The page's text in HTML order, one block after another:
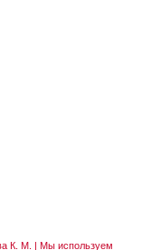
К. М. | Мы используем